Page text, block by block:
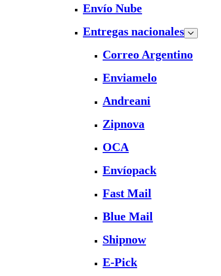
Envío Nube
Entregas nacionales
Correo Argentino
Enviamelo
Andreani
Zipnova
OCA
Envíopack
Fast Mail
Blue Mail
Shipnow
E-Pick